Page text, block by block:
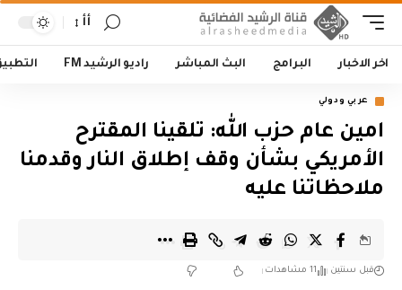
أأ
اخر الاخبار البرامج البث المباشر راديو الرشيد FM
عربي ودولي
امين عام حزب الله: تلقينا المقترح
الأمريكي بشأن وقف إطلاق النار وقدمنا
ملاحظاتنا عليه
قبل سنتين 11 مشاهدات